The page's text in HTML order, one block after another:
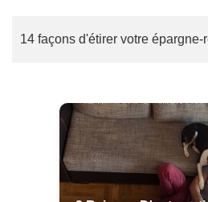
14 façons d'étirer votre épargne-